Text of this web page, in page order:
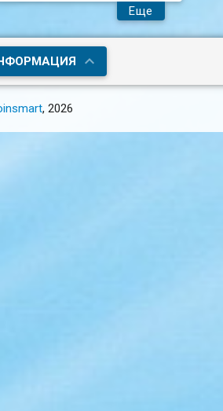
Еще
, 2026